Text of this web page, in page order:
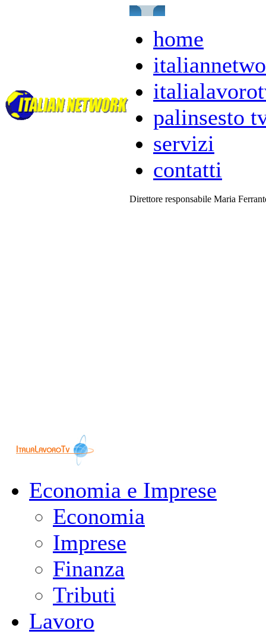
home
palinsesto
servizi
contatti
Direttore responsabile Maria
Economia e Imprese
Economia
Imprese
Finanza
Tributi
Lavoro